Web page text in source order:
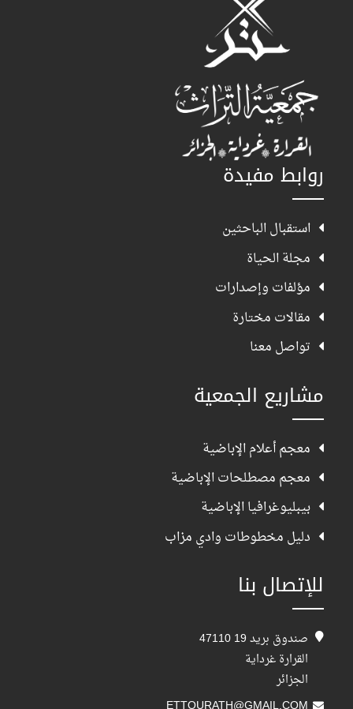
روابط مفيدة
استقبال الباحثين
مجلة الحياة
مؤلفات وإصدارات
مقالات مختارة
تواصل معنا
مشاريع الجمعية
معجم أعلام الإباضية
معجم مصطلحات الإباضية
بيبليوغرافيا الإباضية
دليل مخطوطات وادي مزاب
للإتصال بنا
صندوق بريد 19 47110
القرارة غرداية
الجزائر